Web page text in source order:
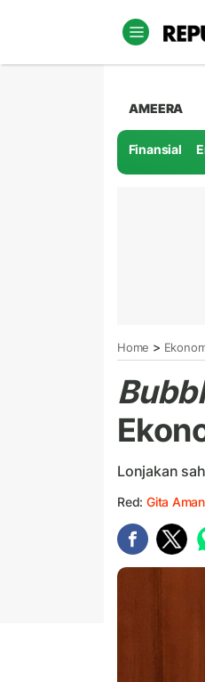
AMEERA
Finansial
Home >
Lonjakan
Red: Gita